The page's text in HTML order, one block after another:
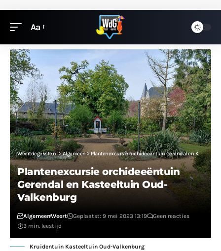
Aa
Weertdegekste.nl>Algemeen>Plantenexcursie orchideeëntuin Gerendal en Kasteeltuin Oud-Valkenburg
Plantenexcursie orchideeëntuin
Gerendal en Kasteeltuin Oud-
Valkenburg
AlgemeenWeert Geplaatst: 9 mei 2023 13:19
Geen reacties
3 min. leestijd
Kruidentuin Kasteeltuin Oud-Valkenburg